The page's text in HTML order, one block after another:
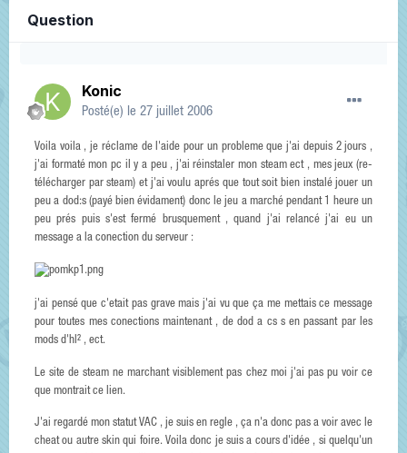
Question
Konic
Posté(e) le 27 juillet 2006
Voila voila , je réclame de l'aide pour un probleme que j'ai depuis 2 jours ,
j'ai formaté mon pc il y a peu , j'ai réinstaler mon steam ect , mes jeux (re-
télécharger par steam) et j'ai voulu aprés que tout soit bien instalé jouer un
peu a dod:s (payé bien évidament) donc le jeu a marché pendant 1 heure un
peu prés puis s'est fermé brusquement , quand j'ai relancé j'ai eu un
message a la conection du serveur :
j'ai pensé que c'etait pas grave mais j'ai vu que ça me mettais ce message
pour toutes mes conections maintenant , de dod a cs s en passant par les
mods d'hl² , ect.
Le site de steam ne marchant visiblement pas chez moi j'ai pas pu voir ce
que montrait ce lien.
J'ai regardé mon statut VAC , je suis en regle , ça n'a donc pas a voir avec le
cheat ou autre skin qui foire. Voila donc je suis a cours d'idée , si quelqu'un